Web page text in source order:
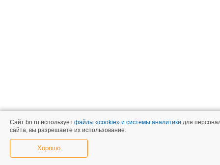
Сайт bn.ru использует файлы «cookie» и системы аналитики для
сайта, вы разрешаете их использование.
Хорошо